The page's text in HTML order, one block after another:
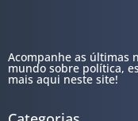
Acompanhe as últimas
mundo sobre política,
mais aqui neste site!